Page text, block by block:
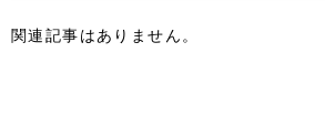
関連記事はありません。